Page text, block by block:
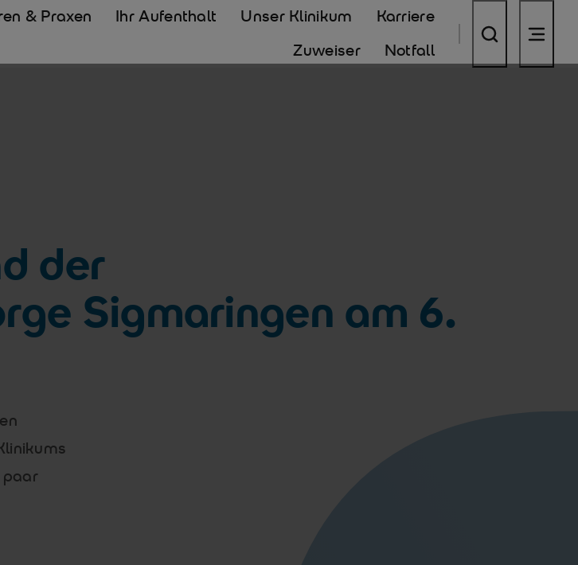
& Praxen Ihr Aufenthalt Unser Klinikum
Karriere
Zuweiser
Notfall
der
Sigmaringen am 6.
paar